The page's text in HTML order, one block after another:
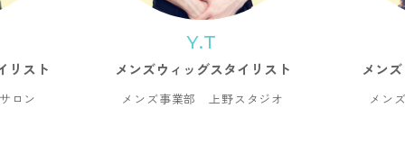
リスト
ロン
Y.T
メンズウィッグスタイリスト
メンズ事業部 上野スタジオ
メン
メン